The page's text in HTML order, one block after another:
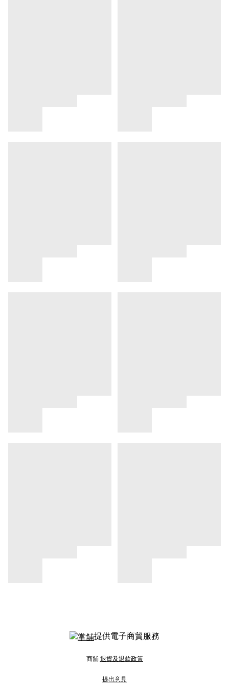
提供電子商貿服務
商舖 退貨及退款政策
提出意見